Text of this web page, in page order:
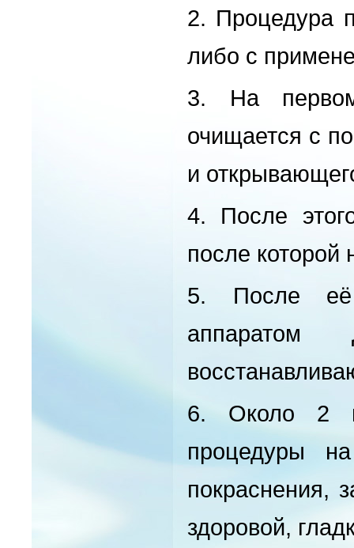
2. Процедура
либо с
3. На
очищается с
и
4. После
после которой
5. После
аппаратом
6. Около 2
процедуры
покраснения,
здоровой,